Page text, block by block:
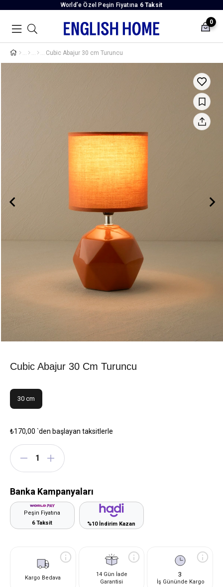
World’e Özel Peşin Fiyatına 6 Taksit
0
Cubic Abajur 30 cm Turuncu
Cubic Abajur 30 Cm Turuncu
30 cm
₺170,00 `den başlayan taksitlerle
Banka Kampanyaları
Peşin Fiyatına
6 Taksit
%10 İndirim Kazan
Kargo Bedava
14 Gün İade
Garantisi
3
İş Gününde Kargo